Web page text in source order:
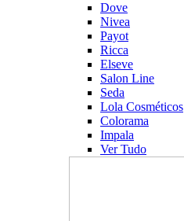
Dove
Nivea
Payot
Ricca
Elseve
Salon Line
Seda
Lola Cosméticos
Colorama
Impala
Ver Tudo